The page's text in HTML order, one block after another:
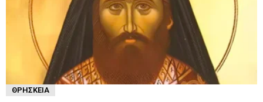
ΘΡΗΣΚΕΊΑ